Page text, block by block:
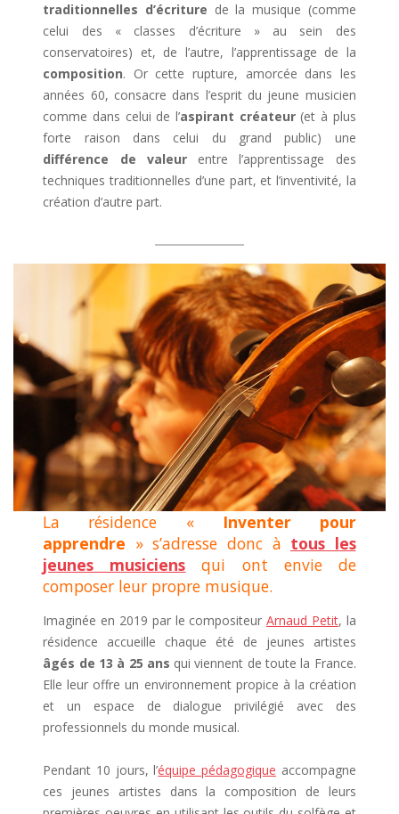
traditionnelles d’écriture de la musique (comme
celui des « classes d’écriture » au sein des
conservatoires) et, de l’autre, l’apprentissage de la
composition. Or cette rupture, amorcée dans les
années 60, consacre dans l’esprit du jeune musicien
comme dans celui de l’aspirant créateur(et à plus
forte raison dans celui du grand public) une
différence de valeurentre l’apprentissage des
techniques traditionnelles d’une part, et l’inventivité, la
création d’autre part.
La résidence «
Inventer pour
apprendre » s’adresse donc à tous les
jeunes musiciens qui ont envie de
composer leur propre musique.
Imaginée en 2019 par le compositeurArnaud Petit, la
résidence accueille chaque été de jeunes artistes
âgés de 13 à 25 ans qui viennent de toute la France.
Elle leur offre un environnement propice à la création
et un espace de dialogue privilégié avec des
professionnels du monde musical.
Pendant 10 jours, l’équipe pédagogique accompagne
ces jeunes artistes dans la composition de leurs